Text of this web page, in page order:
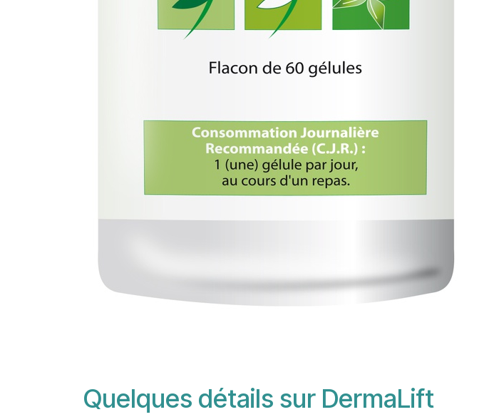
Quelques détails sur DermaLift